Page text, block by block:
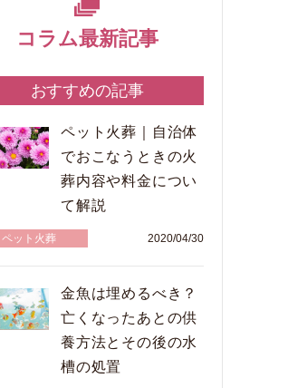
コラム最新記事
おすすめの記事
ペット火葬｜自治体
でおこなうときの火
葬内容や料金につい
て解説
ペット火葬 2020/04/30
金魚は埋めるべき？
亡くなったあとの供
養方法とその後の水
槽の処置